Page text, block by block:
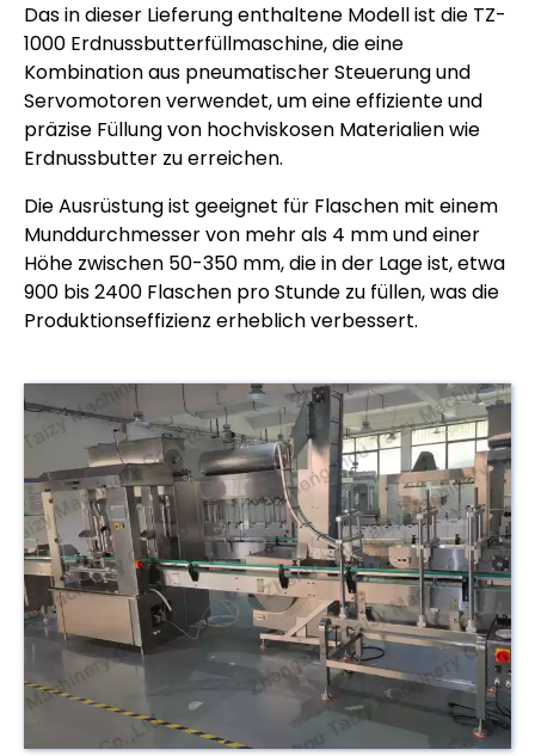
Das in dieser Lieferung enthaltene Modell ist die TZ-
1000 Erdnussbutterfüllmaschine, die eine
Kombination aus pneumatischer Steuerung und
Servomotoren verwendet, um eine effiziente und
präzise Füllung von hochviskosen Materialien wie
Erdnussbutter zu erreichen.
Die Ausrüstung ist geeignet für Flaschen mit einem
Munddurchmesser von mehr als 4 mm und einer
Höhe zwischen 50-350 mm, die in der Lage ist, etwa
900 bis 2400 Flaschen pro Stunde zu füllen, was die
Produktionseffizienz erheblich verbessert.